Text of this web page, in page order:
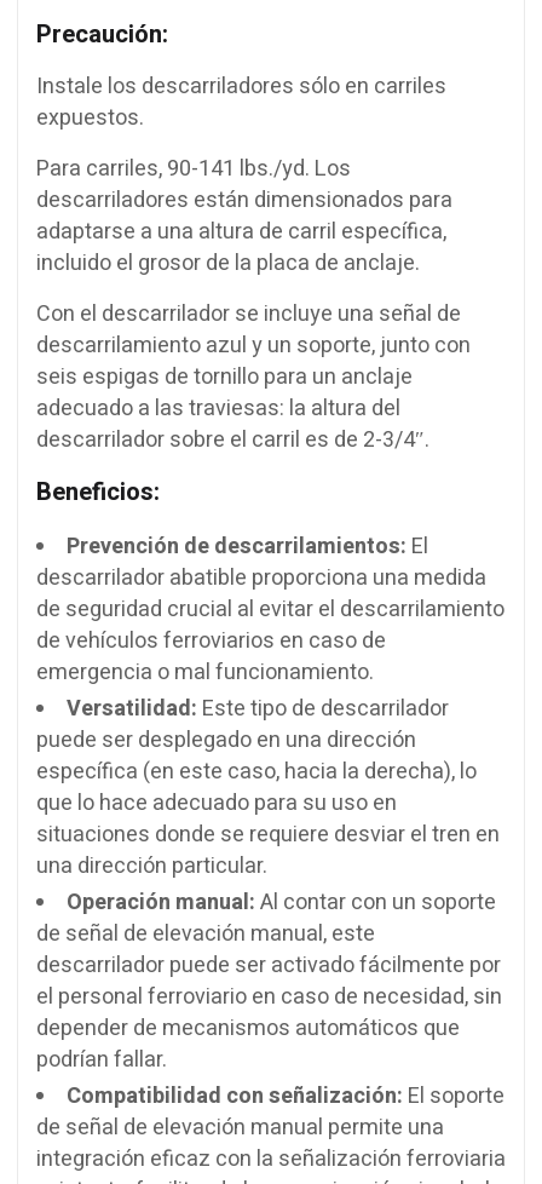
Precaución:
Instale los descarriladores sólo en carriles
expuestos.
Para carriles, 90-141 lbs./yd. Los
descarriladores están dimensionados para
adaptarse a una altura de carril específica,
incluido el grosor de la placa de anclaje.
Con el descarrilador se incluye una señal de
descarrilamiento azul y un soporte, junto con
seis espigas de tornillo para un anclaje
adecuado a las traviesas: la altura del
descarrilador sobre el carril es de 2-3/4″.
Beneficios:
Prevención de descarrilamientos: El
descarrilador abatible proporciona una medida
de seguridad crucial al evitar el descarrilamiento
de vehículos ferroviarios en caso de
emergencia o mal funcionamiento.
Versatilidad: Este tipo de descarrilador
puede ser desplegado en una dirección
específica (en este caso, hacia la derecha), lo
que lo hace adecuado para su uso en
situaciones donde se requiere desviar el tren en
una dirección particular.
Operación manual:Al contar con un soporte
de señal de elevación manual, este
descarrilador puede ser activado fácilmente por
el personal ferroviario en caso de necesidad, sin
depender de mecanismos automáticos que
podrían fallar.
Compatibilidad con señalización: El soporte
de señal de elevación manual permite una
integración eficaz con la señalización ferroviaria